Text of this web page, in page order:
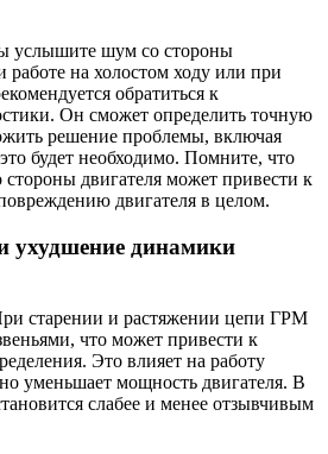
услышите шум со стороны
работе на холостом ходу или при
обратиться к
Он сможет определить точную
решение проблемы, включая
будет необходимо. Помните, что
двигателя может привести к
двигателя в целом.
ухудшение динамики
старении и растяжении цепи ГРМ
что может привести к
Это влияет на работу
уменьшает мощность двигателя. В
слабее и менее отзывчивым